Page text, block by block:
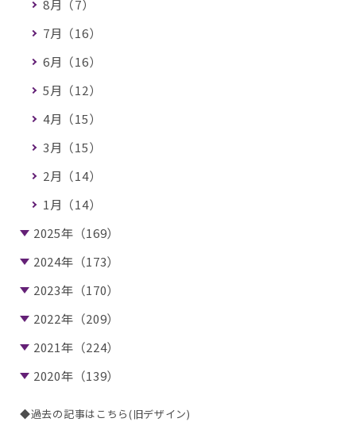
8月（7）
7月（16）
6月（16）
5月（12）
4月（15）
3月（15）
2月（14）
1月（14）
2025年（169）
2024年（173）
2023年（170）
2022年（209）
2021年（224）
2020年（139）
◆過去の記事はこちら(旧デザイン)